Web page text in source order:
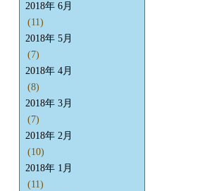
2018年 6月
(11)
2018年 5月
(7)
2018年 4月
(8)
2018年 3月
(7)
2018年 2月
(10)
2018年 1月
(11)